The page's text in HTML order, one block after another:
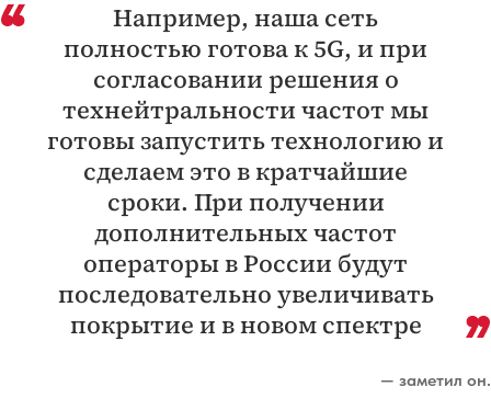
Например, наша сеть
полностью готова к 5G, и при
согласовании решения о
технейтральности частот мы
готовы запустить технологию и
сделаем это в кратчайшие
сроки. При получении
дополнительных частот
операторы в России будут
последовательно увеличивать
покрытие и в новом спектре
— заметил он.